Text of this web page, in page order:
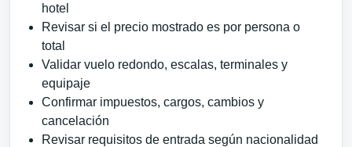
hotel
Revisar si el precio mostrado es por persona o
total
Validar vuelo redondo, escalas, terminales y
equipaje
Confirmar impuestos, cargos, cambios y
cancelación
Revisar requisitos de entrada según nacionalidad